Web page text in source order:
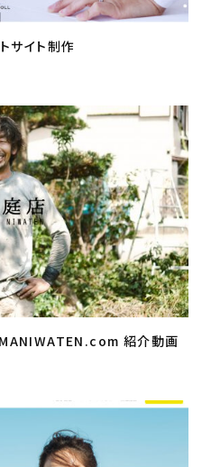
サイト制作
紹介動画